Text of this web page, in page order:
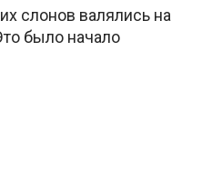
слонов валялись на
было начало